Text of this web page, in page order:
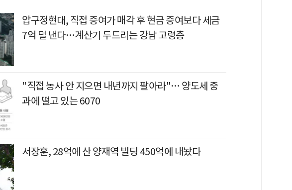
압구정현대, 직접 증여가 매각 후 현금 증여보다 세금
7억 덜 낸다…계산기 두드리는 강남 고령층
"직접 농사 안 지으면 내년까지 팔아라"… 양도세 중
과에 떨고 있는 6070
서장훈, 28억에 산 양재역 빌딩 450억에 내놨다